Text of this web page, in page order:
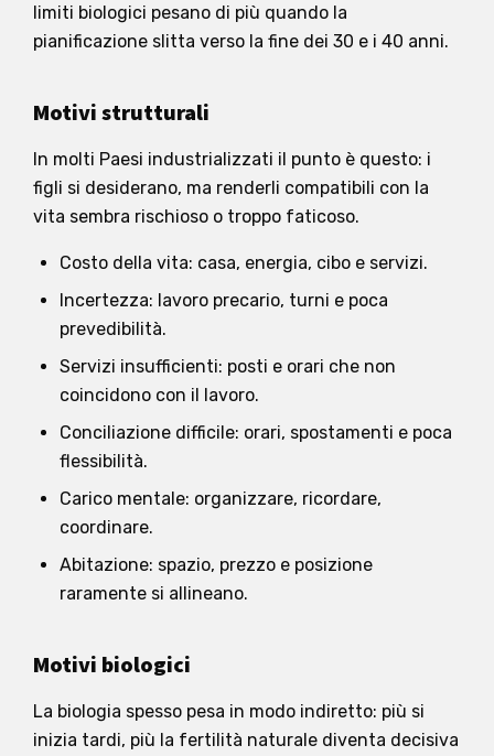
limiti biologici pesano di più quando la
pianificazione slitta verso la fine dei 30 e i 40 anni.
Motivi strutturali
In molti Paesi industrializzati il punto è questo: i
figli si desiderano, ma renderli compatibili con la
vita sembra rischioso o troppo faticoso.
Costo della vita: casa, energia, cibo e servizi.
Incertezza: lavoro precario, turni e poca
prevedibilità.
Servizi insufficienti: posti e orari che non
coincidono con il lavoro.
Conciliazione difficile: orari, spostamenti e poca
flessibilità.
Carico mentale: organizzare, ricordare,
coordinare.
Abitazione: spazio, prezzo e posizione
raramente si allineano.
Motivi biologici
La biologia spesso pesa in modo indiretto: più si
inizia tardi, più la fertilità naturale diventa decisiva